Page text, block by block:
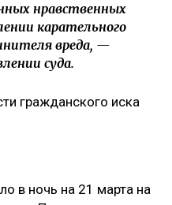
нравственных
карательного
вреда, —
суда.
гражданского иска
в ночь на 21 марта на